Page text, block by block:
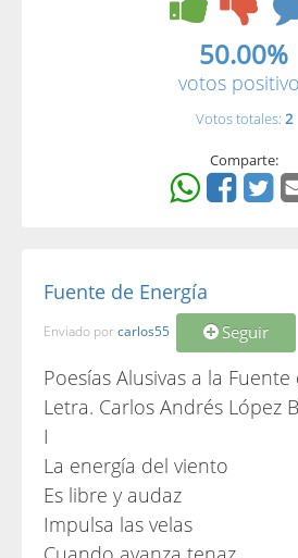
50.00%
votos
Votos totales: 2
Comparte:
Fuente de Energía
Enviado por carlos55 Seguir
Poesías Alusivas a la Fuente
Letra. Carlos Andrés López
I
La energía del viento
Es libre y audaz
Impulsa las velas